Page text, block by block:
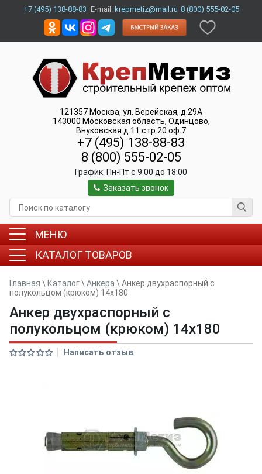
+7 (495) 138-88-83 E-mail: krepmetiz@mail.ru 8 (800) 555-02-05
121357 Москва, ул. Верейская, д.29А
143000 Московская область, Одинцово,
Внуковская д.11 стр.20 оф.7
+7 (495) 138-88-83
8 (800) 555-02-05
График: Пн-Пт c 9:00 до 18:00
Заказать звонок
МЕНЮ
КАТАЛОГ ТОВАРОВ
Главная \ Каталог\ Анкера \ Анкер двуxраспорный с
полукольцом (крюком) 14x180
Анкер двуxраспорный с
полукольцом (крюком) 14x180
Написать отзыв